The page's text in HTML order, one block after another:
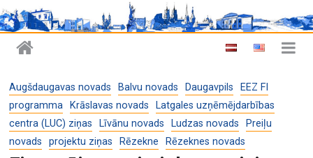
Augšdaugavas novads Balvu novads Daugavpils
EEZ FI
programma
Krāslavas novads
Latgales uzņēmējdarbības
centra (LUC) ziņas
Līvānu novads Ludzas novads
Preiļu
novads
projektu ziņas Rēzekne Rēzeknes novads